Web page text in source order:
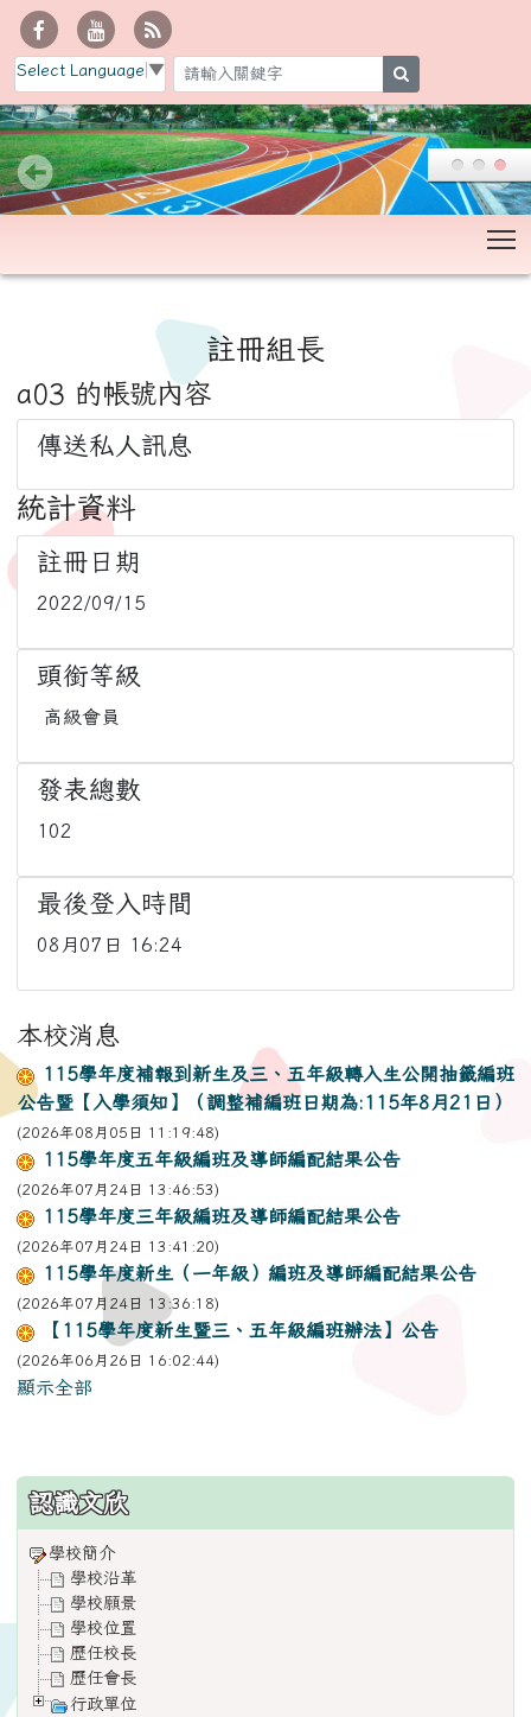
Select Language ▼
註冊組長
a03 的帳號內容
傳送私人訊息
統計資料
註冊日期
2022/09/15
頭銜等級
高級會員
發表總數
102
最後登入時間
08月07日 16:24
本校消息
115學年度補報到新生及三、五年級轉入生公開抽籤編班
公告暨【入學須知】（調整補編班日期為:115年8月21日）
(2026年08月05日 11:19:48)
115學年度五年級編班及導師編配結果公告
(2026年07月24日 13:46:53)
115學年度三年級編班及導師編配結果公告
(2026年07月24日 13:41:20)
115學年度新生（一年級）編班及導師編配結果公告
(2026年07月24日 13:36:18)
【115學年度新生暨三、五年級編班辦法】公告
(2026年06月26日 16:02:44)
顯示全部
:::
認識文欣
學校簡介
學校沿革
學校願景
學校位置
歷任校長
歷任會長
行政單位